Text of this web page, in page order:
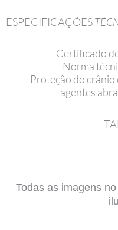
ESPECIFICAÇÕES
– Certificado
– Norma
– Proteção do
agentes
Todas as imagens